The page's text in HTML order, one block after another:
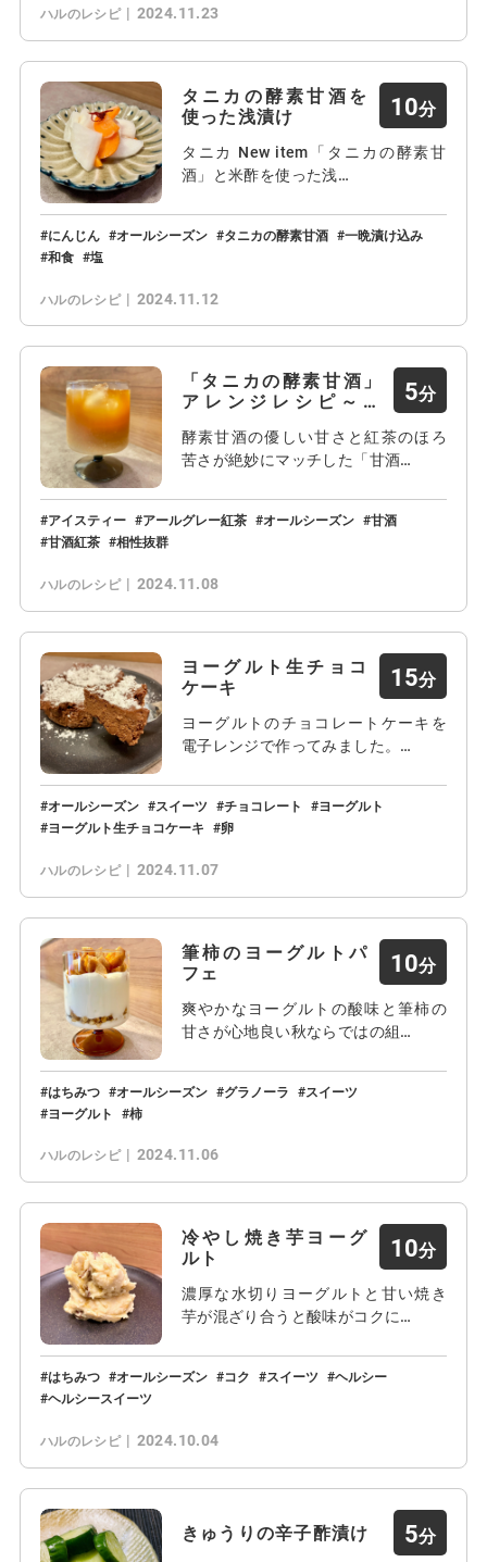
ハルのレシピ 2024.11.23
タニカの酵素甘酒を
使った浅漬け
10
タニカ New item「タニカの酵素甘
酒」と米酢を使った浅…
にんじん オールシーズン タニカの酵素甘酒
一晩漬け込み
和食
塩
ハルのレシピ 2024.11.12
「タニカの酵素甘酒」
アレンジレシピ～甘
5
酵素甘酒の優しい甘さと紅茶のほろ
苦さが絶妙にマッチした「甘酒…
アイスティー アールグレー紅茶 オールシーズン
甘酒
甘酒紅茶
相性抜群
ハルのレシピ 2024.11.08
ヨーグルト生チョコ
ケーキ
15
ヨーグルトのチョコレートケーキを
電子レンジで作ってみました。…
オールシーズン スイーツ チョコレート
ヨーグルト
ヨーグルト生チョコケーキ
卵
ハルのレシピ 2024.11.07
筆柿のヨーグルトパ
フェ
10
爽やかなヨーグルトの酸味と筆柿の
甘さが心地良い秋ならではの組…
はちみつ オールシーズン グラノーラ
スイーツ
ヨーグルト
柿
ハルのレシピ 2024.11.06
冷やし焼き芋ヨーグ
ルト
10
濃厚な水切りヨーグルトと甘い焼き
芋が混ざり合うと酸味がコクに…
はちみつ オールシーズン コク スイーツ
ヘルシー
ヘルシースイーツ
ハルのレシピ 2024.10.04
きゅうりの辛子酢漬け 5